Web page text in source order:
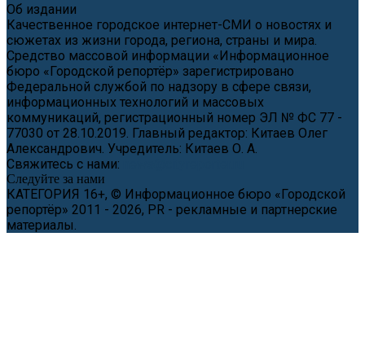
Об издании
Качественное городское интернет-СМИ о новостях и
сюжетах из жизни города, региона, страны и мира.
Средство массовой информации «Информационное
бюро «Городской репортёр» зарегистрировано
Федеральной службой по надзору в сфере связи,
информационных технологий и массовых
коммуникаций, регистрационный номер ЭЛ № ФС 77 -
77030 от 28.10.2019. Главный редактор: Китаев Олег
Александрович. Учредитель: Китаев О. А.
Свяжитесь с нами:
Следуйте за нами
КАТЕГОРИЯ 16+, © Информационное бюро «Городской
репортёр» 2011 - 2026, PR - рекламные и партнерские
материалы.